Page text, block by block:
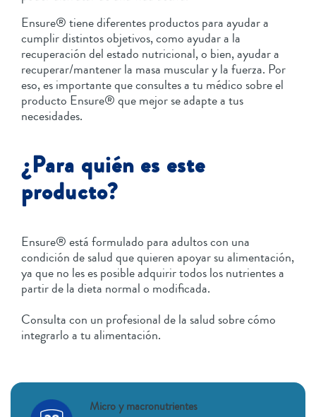
Ensure® tiene diferentes productos para ayudar a
cumplir distintos objetivos, como ayudar a la
recuperación del estado nutricional, o bien, ayudar a
recuperar/mantener la masa muscular y la fuerza. Por
eso, es importante que consultes a tu médico sobre el
producto Ensure® que mejor se adapte a tus
necesidades.
¿Para quién es este
producto?
Ensure® está formulado para adultos con una
condición de salud que quieren apoyar su alimentación,
ya que no les es posible adquirir todos los nutrientes a
partir de la dieta normal o modificada.
Consulta con un profesional de la salud sobre cómo
integrarlo a tu alimentación.
Micro y macronutrientes